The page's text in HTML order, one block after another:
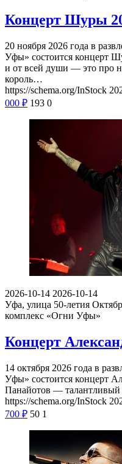
Концерт Шуры
20 ноября 2026 года в
Уфы» состоится концерт
и от всей души — это про
король…
https://schema.org/InStock
000 ₽ 193 0
2026-10-14 2026-10-14
Уфа, улица 50-летия
комплекс «Огни Уфы»
Концерт
14 октября 2026 года в
Уфы» состоится концерт
Панайотов —
https://schema.org/InStock
700 ₽ 50 1